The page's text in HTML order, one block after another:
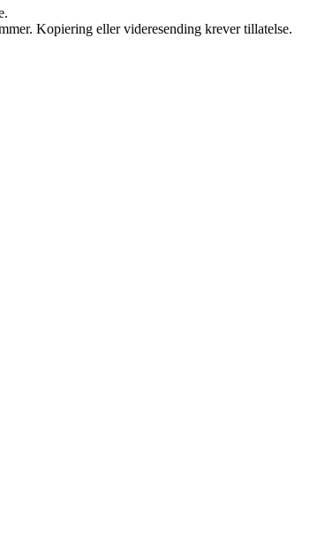
Kopiering eller videresending krever tillatelse.